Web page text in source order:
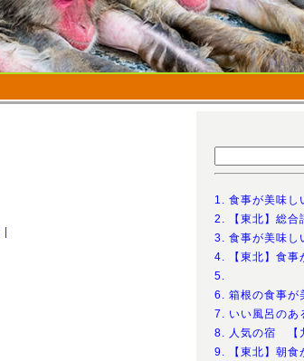
1. 食事が美味
2. 【東北】総合
3. 食事が美味し
4. 【東北】食事
5.
6. 箱根の食事が
7. いい風呂のあ
8. 人気の宿 【
9. 【東北】朝食